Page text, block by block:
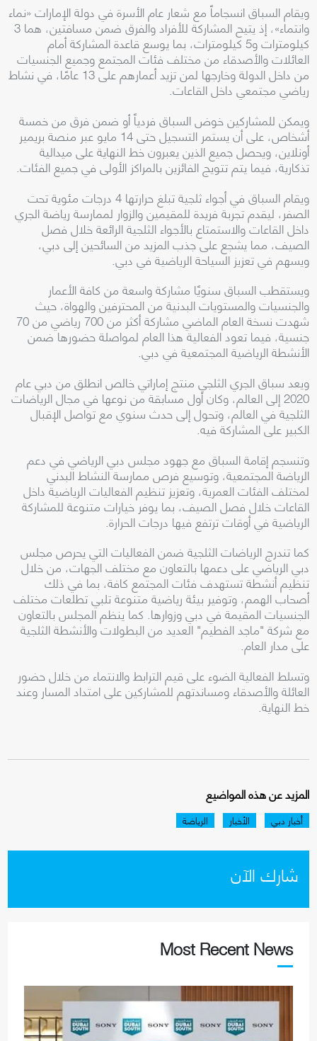
ويقام السباق انسجاماً مع شعار عام الأسرة في دولة الإمارات «نماء
وانتماء»، إذ يتيح المشاركة للأفراد والفرق ضمن مسافتين، هما 3
كيلومترات و5 كيلومترات، بما يوسع قاعدة المشاركة أمام
العائلات والأصدقاء من مختلف فئات المجتمع وجميع الجنسيات
من داخل الدولة وخارجها لمن تزيد أعمارهم على 13 عامًا، في نشاط
رياضي مجتمعي داخل القاعات.
ويمكن للمشاركين خوض السباق فردياً أو ضمن فرق من خمسة
أشخاص، على أن يستمر التسجيل حتى 14 مايو عبر منصة بريمير
أونلاين، ويحصل جميع الذين يعبرون خط النهاية على ميدالية
تذكارية، فيما يتم تتويج الفائزين بالمراكز الأولى في جميع الفئات.
ويقام السباق في أجواء ثلجية تبلغ حرارتها 4 درجات مئوية تحت
الصفر، ليقدم تجربة فريدة للمقيمين والزوار لممارسة رياضة الجري
داخل القاعات والاستمتاع بالأجواء الثلجية الرائعة خلال فصل
الصيف، مما يشجع على جذب المزيد من السائحين إلى دبي،
ويسهم في تعزيز السياحة الرياضية في دبي.
ويستقطب السباق سنويًا مشاركة واسعة من كافة الأعمار
والجنسيات والمستويات البدنية من المحترفين والهواة، حيث
شهدت نسخة العام الماضي مشاركة أكثر من 700 رياضي من 70
جنسية، فيما تعود الفعالية هذا العام لمواصلة حضورها ضمن
الأنشطة الرياضية المجتمعية في دبي.
ويعد سباق الجري الثلجي منتج إماراتي خالص انطلق من دبي عام
2020 إلى العالم، وكان أول مسابقة من نوعها في مجال الرياضات
الثلجية في العالم، وتحول إلى حدث سنوي مع تواصل الإقبال
الكبير على المشاركة فيه.
وتنسجم إقامة السباق مع جهود مجلس دبي الرياضي في دعم
الرياضة المجتمعية، وتوسيع فرص ممارسة النشاط البدني
لمختلف الفئات العمرية، وتعزيز تنظيم الفعاليات الرياضية داخل
القاعات خلال فصل الصيف، بما يوفر خيارات متنوعة للمشاركة
الرياضية في أوقات ترتفع فيها درجات الحرارة.
كما تندرج الرياضات الثلجية ضمن الفعاليات التي يحرص مجلس
دبي الرياضي على دعمها بالتعاون مع مختلف الجهات، من خلال
تنظيم أنشطة تستهدف فئات المجتمع كافة، بما في ذلك
أصحاب الهمم، وتوفير بيئة رياضية متنوعة تلبي تطلعات مختلف
الجنسيات المقيمة في دبي وزوارها. كما ينظم المجلس بالتعاون
مع شركة "ماجد الفطيم" العديد من البطولات والأنشطة الثلجية
على مدار العام.
وتسلط الفعالية الضوء على قيم الترابط والانتماء من خلال حضور
العائلة والأصدقاء ومساندتهم للمشاركين على امتداد المسار وعند
خط النهاية.
المزيد عن هذه المواضيع
أخبار دبي الأخبار الرياضة
شارك الآن
Most Recent News